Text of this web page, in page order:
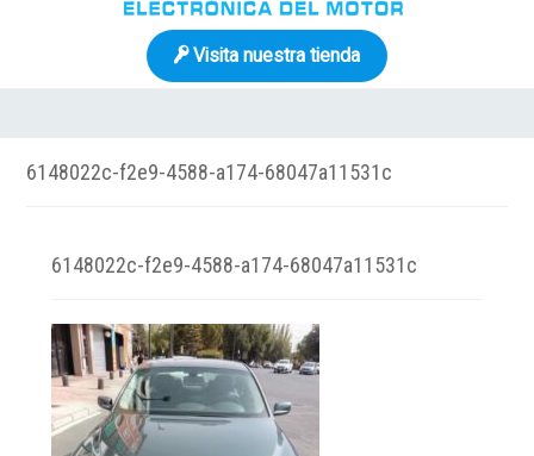
Visita nuestra tienda
6148022c-f2e9-4588-a174-68047a11531c
6148022c-f2e9-4588-a174-68047a11531c